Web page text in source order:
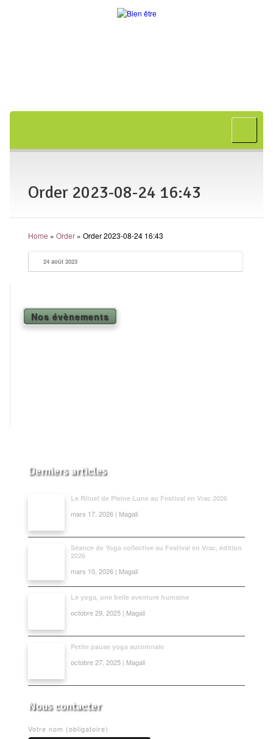
Shiatsu
L’art japonais
Séances
En entreprise
Yoga
L’état optimal
Order 2023-08-24 16:43
Home » Order» Order 2023-08-24 16:43
24 août 2023
Nos évènements
Derniers articles
Le Rituel de Pleine Lune au Festival en Vrac 2026
mars 17, 2026 | Magali
Séance de Yoga collective au Festival en Vrac, édition
2026
mars 10, 2026 | Magali
Le yoga, une belle aventure humaine
octobre 29, 2025 | Magali
Petite pause yoga automnale
octobre 27, 2025 | Magali
Nous contacter
Votre nom (obligatoire)